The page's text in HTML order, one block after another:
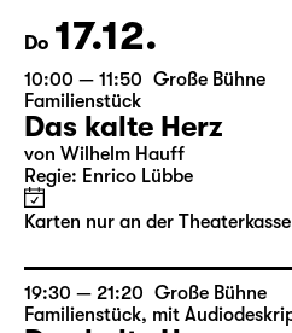
Karten nur an der Theaterkasse
Do 17.12.
10:00 — 11:50
Große Bühne
Familienstück
Das kalte Herz
Regie: Enrico Lübbe
Karten nur an der Theaterkasse